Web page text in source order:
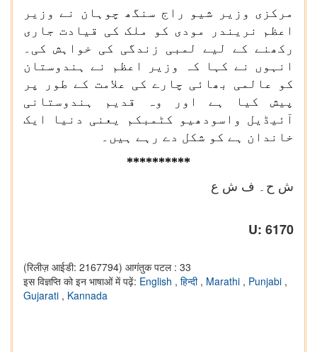
مرکزی وزیر شیو راج سنگھ چوہان نے وزیر
اعظم نریندر مودی کو ملک کی قیادت جاری
رکھنے کے لیے لمبی زندگی کی خواہش کی۔
انہوں نے کہا کہ وزیر اعظم نے ہندوستان
کو عالمی بھائی چارے کی علامت کے طور پر
پیش کیا ہے اور وہ قدیم ہندوستانی
آئیڈیل واسودھیو کٹمبکم یعنی دنیا ایک
خاندان ہے کو شکل دے رہے ہیں۔
**
********
ش ح۔ ف ش ع
U: 6170
(रिलीज़ आईडी: 2167794) आगंतुक पटल : 33
इस विज्ञप्ति को इन भाषाओं में पढ़ें: English , हिन्दी , Marathi , Punjabi ,
Gujarati , Kannada